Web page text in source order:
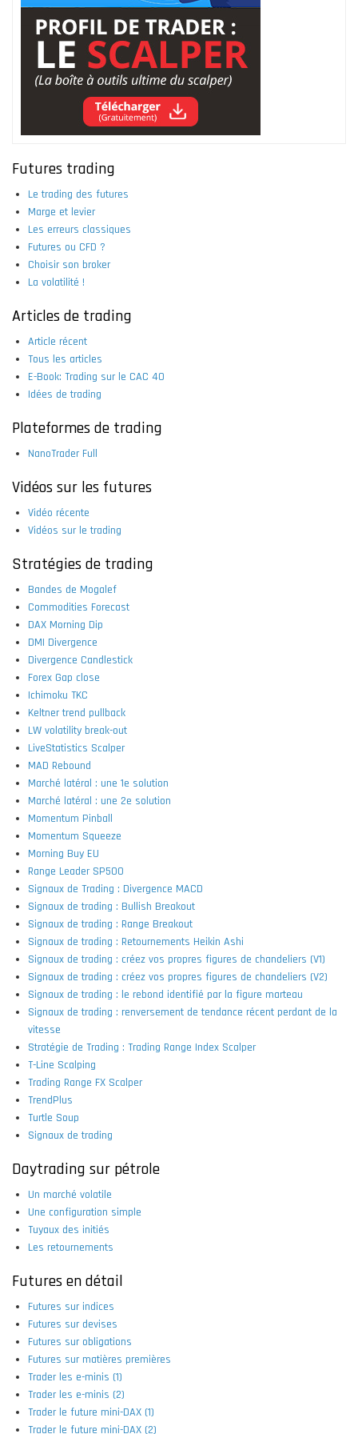
Futures trading
Le trading des futures
Marge et levier
Les erreurs classiques
Futures ou CFD ?
Choisir son broker
La volatilité !
Articles de trading
Article récent
Tous les articles
E-Book: Trading sur le CAC 40
Idées de trading
Plateformes de trading
NanoTrader Full
Vidéos sur les futures
Vidéo récente
Vidéos sur le trading
Stratégies de trading
Bandes de Mogalef
Commodities Forecast
DAX Morning Dip
DMI Divergence
Divergence Candlestick
Forex Gap close
Ichimoku TKC
Keltner trend pullback
LW volatility break-out
LiveStatistics Scalper
MAD Rebound
Marché latéral : une 1e solution
Marché latéral : une 2e solution
Momentum Pinball
Momentum Squeeze
Morning Buy EU
Range Leader SP500
Signaux de Trading : Divergence MACD
Signaux de trading : Bullish Breakout
Signaux de trading : Range Breakout
Signaux de trading : Retournements Heikin Ashi
Signaux de trading : créez vos propres figures de chandeliers (V1)
Signaux de trading : créez vos propres figures de chandeliers (V2)
Signaux de trading : le rebond identifié par la figure marteau
Signaux de trading : renversement de tendance récent perdant de la
vitesse
Stratégie de Trading : Trading Range Index Scalper
T-Line Scalping
Trading Range FX Scalper
TrendPlus
Turtle Soup
Signaux de trading
Daytrading sur pétrole
Un marché volatile
Une configuration simple
Tuyaux des initiés
Les retournements
Futures en détail
Futures sur indices
Futures sur devises
Futures sur obligations
Futures sur matières premières
Trader les e-minis (1)
Trader les e-minis (2)
Trader le future mini-DAX (1)
Trader le future mini-DAX (2)